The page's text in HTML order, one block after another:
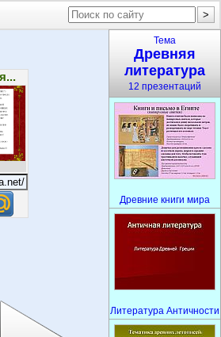
Тема
Древняя
литература
12 презентаций
Древние книги мира
Литература Античности